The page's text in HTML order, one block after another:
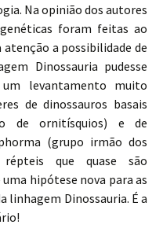
Na opinião dos autores
foram feitas ao
atenção a possibilidade de
Dinossauria pudesse
um levantamento muito
de dinossauros basais
de ornitísquios) e de
(grupo irmão dos
que quase são
hipótese nova para as
linhagem Dinossauria. É a